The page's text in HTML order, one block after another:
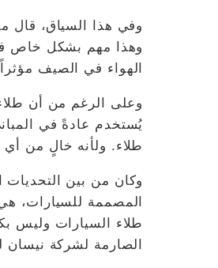
وفي هذا السياق، قال
وهذا مهم بشكل خاص
الهواء في الصيف
وعلى الرغم من أن
يُستخدم عادةً في
طلاء. ولأنه خالٍ من
وكان من بين التحديات
المصممة للسيارات،
طلاء السيارات وليس
الصارمة لشركة نيسان